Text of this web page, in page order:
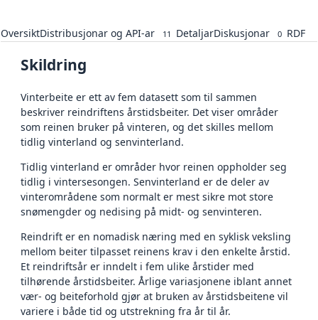
OversiktDistribusjonar og API-ar 11 DetaljarDiskusjonar 0 RDF
Skildring
Vinterbeite er ett av fem datasett som til sammen
beskriver reindriftens årstidsbeiter. Det viser områder
som reinen bruker på vinteren, og det skilles mellom
tidlig vinterland og senvinterland.
Tidlig vinterland er områder hvor reinen oppholder seg
tidlig i vintersesongen. Senvinterland er de deler av
vinterområdene som normalt er mest sikre mot store
snømengder og nedising på midt- og senvinteren.
Reindrift er en nomadisk næring med en syklisk veksling
mellom beiter tilpasset reinens krav i den enkelte årstid.
Et reindriftsår er inndelt i fem ulike årstider med
tilhørende årstidsbeiter. Årlige variasjonene iblant annet
vær- og beiteforhold gjør at bruken av årstidsbeitene vil
variere i både tid og utstrekning fra år til år.